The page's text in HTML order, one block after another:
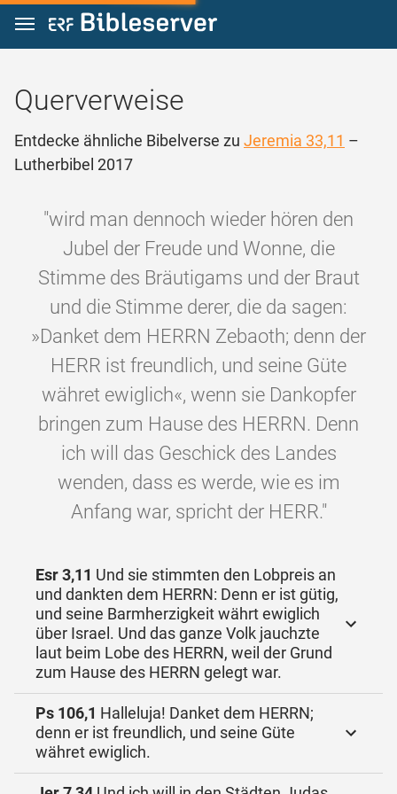
Zum Inhalt springen
Querverweise
Entdecke ähnliche Bibelverse zu Jeremia 33,11 –
Lutherbibel 2017
"wird man dennoch wieder hören den
Jubel der Freude und Wonne, die
Stimme des Bräutigams und der Braut
und die Stimme derer, die da sagen:
»Danket dem HERRN Zebaoth; denn der
HERR ist freundlich, und seine Güte
währet ewiglich«, wenn sie Dankopfer
bringen zum Hause des HERRN. Denn
ich will das Geschick des Landes
wenden, dass es werde, wie es im
Anfang war, spricht der HERR."
Esr 3,11 Und sie stimmten den Lobpreis an
und dankten dem HERRN: Denn er ist gütig,
und seine Barmherzigkeit währt ewiglich
über Israel. Und das ganze Volk jauchzte
laut beim Lobe des HERRN, weil der Grund
zum Hause des HERRN gelegt war.
Ps 106,1 Halleluja! Danket dem HERRN;
denn er ist freundlich, und seine Güte
währet ewiglich.